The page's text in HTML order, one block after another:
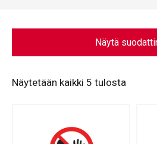
Näytä
Näytetään kaikki 5 tulosta